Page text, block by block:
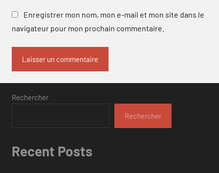
Enregistrer mon nom, mon e-mail et mon site dans le
navigateur pour mon prochain commentaire.
Rechercher
Rechercher
Recent Posts